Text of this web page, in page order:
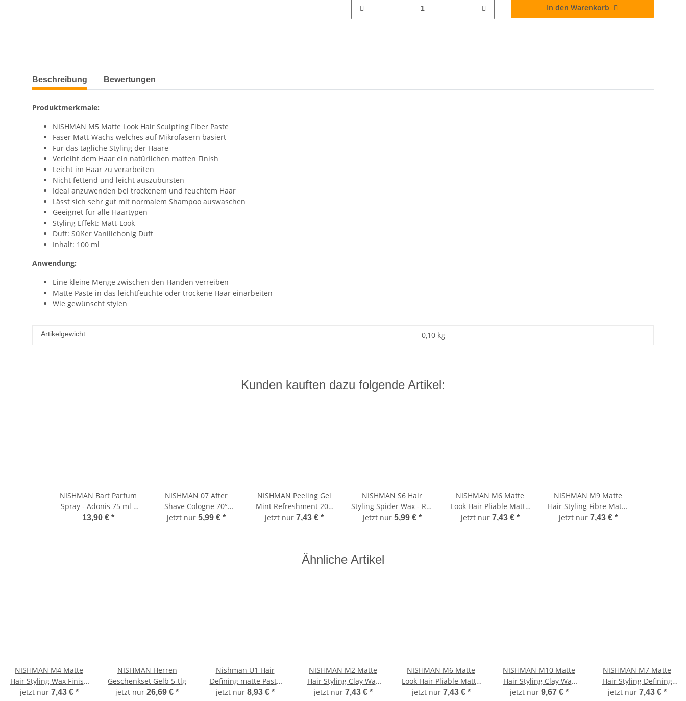
In den Warenkorb
Beschreibung Bewertungen
Produktmerkmale:
NISHMAN M5 Matte Look Hair Sculpting Fiber Paste
Faser Matt-Wachs welches auf Mikrofasern basiert
Für das tägliche Styling der Haare
Verleiht dem Haar ein natürlichen matten Finish
Leicht im Haar zu verarbeiten
Nicht fettend und leicht auszubürsten
Ideal anzuwenden bei trockenem und feuchtem Haar
Lässt sich sehr gut mit normalem Shampoo auswaschen
Geeignet für alle Haartypen
Styling Effekt: Matt-Look
Duft: Süßer Vanillehonig Duft
Inhalt: 100 ml
Anwendung:
Eine kleine Menge zwischen den Händen verreiben
Matte Paste in das leichtfeuchte oder trockene Haar einarbeiten
Wie gewünscht stylen
Artikelgewicht: 0,10 kg
Kunden kauften dazu folgende Artikel:
NISHMAN Bart Parfum
Spray - Adonis 75 ml -
braun
13,90 € *
NISHMAN 07 After
Shave Cologne 70°
Alkohol - Gold One 400
jetzt nur 5,99 € *
NISHMAN Peeling Gel
Mint Refreshment 200
ml
jetzt nur 7,43 € *
NISHMAN S6 Hair
Styling Spider Wax - Rot
150 ml XL
jetzt nur 5,99 € *
NISHMAN M6 Matte
Look Hair Pliable Matte
Inca Inchi 100 ml
jetzt nur 7,43 € *
NISHMAN M9 Matte
Hair Styling Fibre Matte
Strong Fixing 100 ml
jetzt nur 7,43 € *
Ähnliche Artikel
NISHMAN M4 Matte
Hair Styling Wax Finish
Super High Hold 100 ml
jetzt nur 7,43 € *
NISHMAN Herren
Geschenkset Gelb 5-tlg
jetzt nur 26,69 € *
Nishman U1 Hair
Defining matte Paste
Argan 100ml
jetzt nur 8,93 € *
NISHMAN M2 Matte
Hair Styling Clay Wax
mit Keratin 150 ml
jetzt nur 7,43 € *
NISHMAN M6 Matte
Look Hair Pliable Matte
Inca Inchi 100 ml
jetzt nur 7,43 € *
NISHMAN M10 Matte
Hair Styling Clay Wax
150 ml
jetzt nur 9,67 € *
NISHMAN M7 Matte
Hair Styling Defining
Paste Flexible Fixing
jetzt nur 7,43 € *